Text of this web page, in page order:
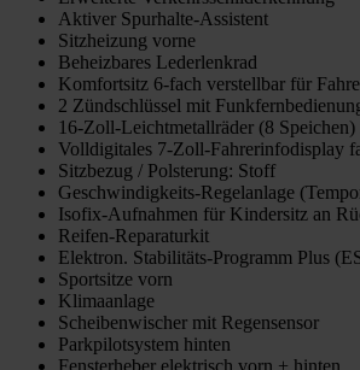
Aktiver Spurhalte-Assistent
Sitzheizung vorne
Beheizbares Lederlenkrad
Komfortsitz 6-fach verstellbar für
2 Zündschlüssel mit
16-Zoll-Leichtmetallräder (8
Volldigitales 7-Zoll-Fahrerinfodisplay
Sitzbezug / Polsterung: Stoff
Geschwindigkeits-Regelanlage
Isofix-Aufnahmen für Kindersitz an
Reifen-Reparaturkit
Elektron. Stabilitäts-Programm Plus
Sportsitze vorn
Klimaanlage
Scheibenwischer mit Regensensor
Parkpilotsystem hinten
Fensterheber elektrisch vorn + hinten